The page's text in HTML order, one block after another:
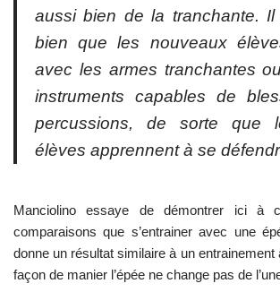
aussi bien de la tranchante.
bien que les nouveaux
avec les armes tranchantes
instruments capables de
percussions, de sorte que
élèves apprennent à se
Manciolino essaye de démontrer ici à
comparaisons que s’entrainer avec une
donne un résultat similaire à un entrainement
façon de manier l’épée ne change pas de